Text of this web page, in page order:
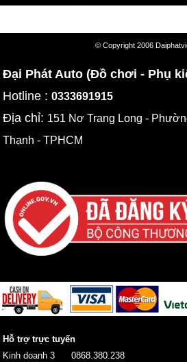
© Copyright 2006
Đại Phát Auto (Đồ chơi - Phụ
Hotline :0333691915
Địa chỉ: 151 Nơ Trang Long -
Thạnh - TPHCM
Hỗ trợ trực tuyến
Kinh doanh 3
0868.380.238